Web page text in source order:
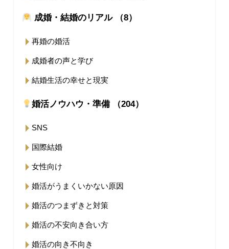
成婚・結婚のリアル （8）
再婚の婚活
成婚者の声と学び
結婚生活の幸せと現実
婚活ノウハウ・準備 （204）
SNS
国際結婚
女性向け
婚活がうまくいかない原因
婚活のつまずきと対策
婚活の不安向き合い方
婚活の向き不向き